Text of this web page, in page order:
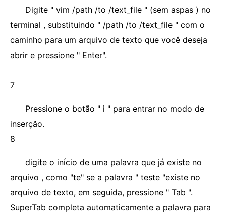
Digite " vim /path /to /text_file " (sem aspas ) no
terminal , substituindo " /path /to /text_file " com o
caminho para um arquivo de texto que você deseja
abrir e pressione " Enter".
7
Pressione o botão " i " para entrar no modo de
inserção.
8
digite o início de uma palavra que já existe no
arquivo , como "te" se a palavra " teste "existe no
arquivo de texto, em seguida, pressione " Tab ".
SuperTab completa automaticamente a palavra para